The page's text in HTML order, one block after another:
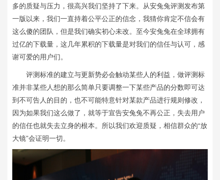
多的质疑与压力，很高兴我们坚持了下来。从安兔兔评测发布第
一版以来，我们一直持着公平公正的信念，我猜你肯定不信会有
这么傻的团队，但是我们确实初心未改。至今安兔兔在全球拥有
过亿的下载量，这几年累积的下载量是对我们的信任与认可，感
谢可爱的用户们。
评测标准的建立与更新势必会触动某些人的利益，做评测标
准并非某些人想的那么简单只要调整一下某些产品的分数即可达
到不可告人的目的，也不可能特意针对某款产品进行规则修改，
因为如果我们这么做了，就等于宣告安兔兔不再公正，失去用户
的信任也就失去立身的根本。所以我们欢迎质疑，相信群众的“放
大镜”会证明一切。